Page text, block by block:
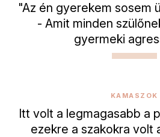
"Az én gyerekem sosem
- Amit minden
gyermeki
KAMASZOK
Itt volt a legmagasabb a
ezekre a szakokra volt